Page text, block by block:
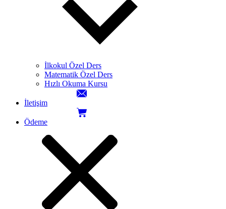
İlkokul Özel Ders
Matematik Özel Ders
Hızlı Okuma Kursu
İletişim
Ödeme